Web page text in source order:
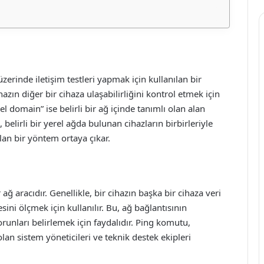
iletişim testleri yapmak için kullanılan bir
diğer bir cihaza ulaşabilirliğini kontrol etmek için
domain” ise belirli bir ağ içinde tanımlı olan alan
belirli bir yerel ağda bulunan cihazların birbirleriyle
bir yöntem ortaya çıkar.
aracıdır. Genellikle, bir cihazın başka bir cihaza veri
ölçmek için kullanılır. Bu, ağ bağlantısının
belirlemek için faydalıdır. Ping komutu,
sistem yöneticileri ve teknik destek ekipleri